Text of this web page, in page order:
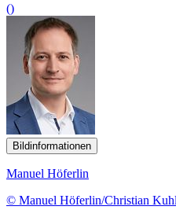
()
Bildinformationen
Manuel Höferlin
© Manuel Höferlin/Christian